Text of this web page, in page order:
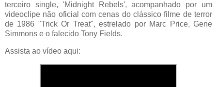
terceiro single, 'Midnight Rebels', acompanhado por um
videoclipe não oficial com cenas do clássico filme de terror
de 1986 "Trick Or Treat", estrelado por Marc Price, Gene
Simmons e o falecido Tony Fields.
Assista ao vídeo aqui: